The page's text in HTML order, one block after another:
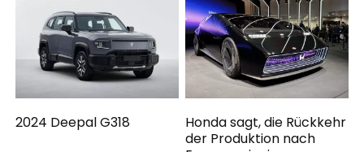
2024 Deepal G318
Honda sagt, die Rückkehr
der Produktion nach